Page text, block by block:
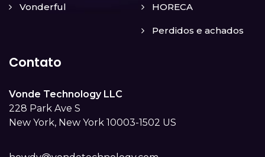
Vonderful HORECA
Perdidos e achados
Contato
Vonde Technology LLC
228 Park Ave S
New York, New York 10003-1502 US